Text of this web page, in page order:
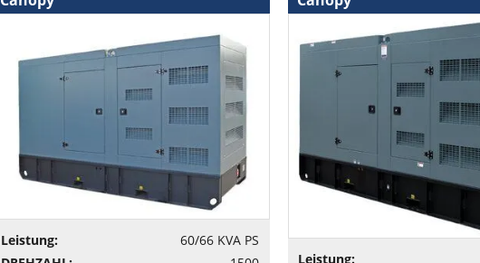
Leistung:
60/66 KVA PS
Leistung: